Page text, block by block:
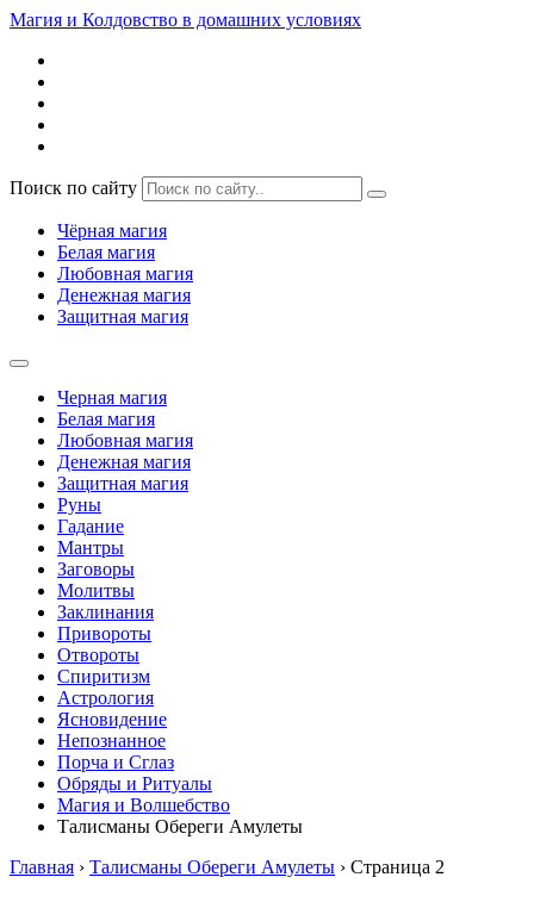
Магия и Колдовство в домашних условиях
Поиск по сайту
Чёрная магия
Белая магия
Любовная магия
Денежная магия
Защитная магия
Черная магия
Белая магия
Любовная магия
Денежная магия
Защитная магия
Руны
Гадание
Мантры
Заговоры
Молитвы
Заклинания
Привороты
Отвороты
Спиритизм
Астрология
Ясновидение
Непознанное
Порча и Сглаз
Обряды и Ритуалы
Магия и Волшебство
Талисманы Обереги Амулеты
Главная › Талисманы Обереги Амулеты › Страница 2